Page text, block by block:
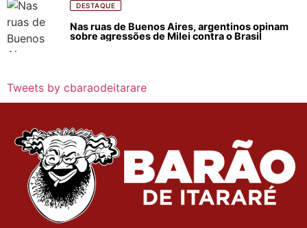
DESTAQUE
Nas ruas de Buenos Aires, argentinos opinam
sobre agressões de Milei contra o Brasil
Tweets by cbaraodeitarare